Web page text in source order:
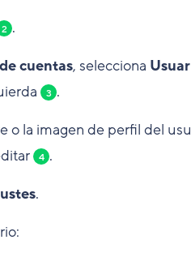
2 .
cuentas, selecciona
3 .
o la imagen de perfil del
4 .
.